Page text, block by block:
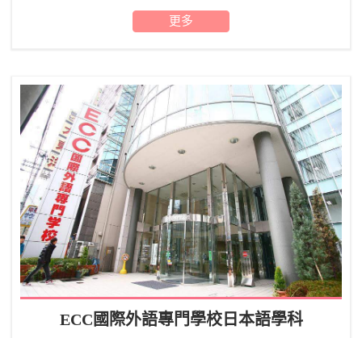
日本語學校，可經由學校推薦進入指定
更多
ECC國際外語專門學校日本語學科